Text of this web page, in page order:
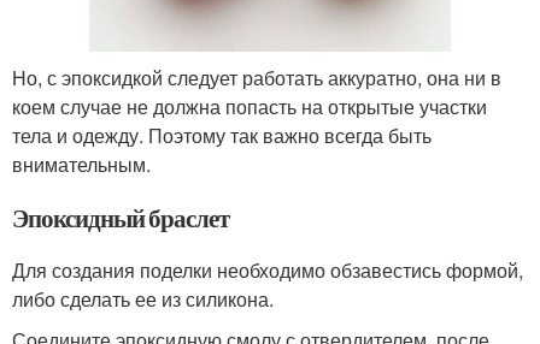
Но, с эпоксидкой следует работать аккуратно, она ни в
коем случае не должна попасть на открытые участки
тела и одежду. Поэтому так важно всегда быть
внимательным.
Эпоксидный браслет
Для создания поделки необходимо обзавестись формой,
либо сделать ее из силикона.